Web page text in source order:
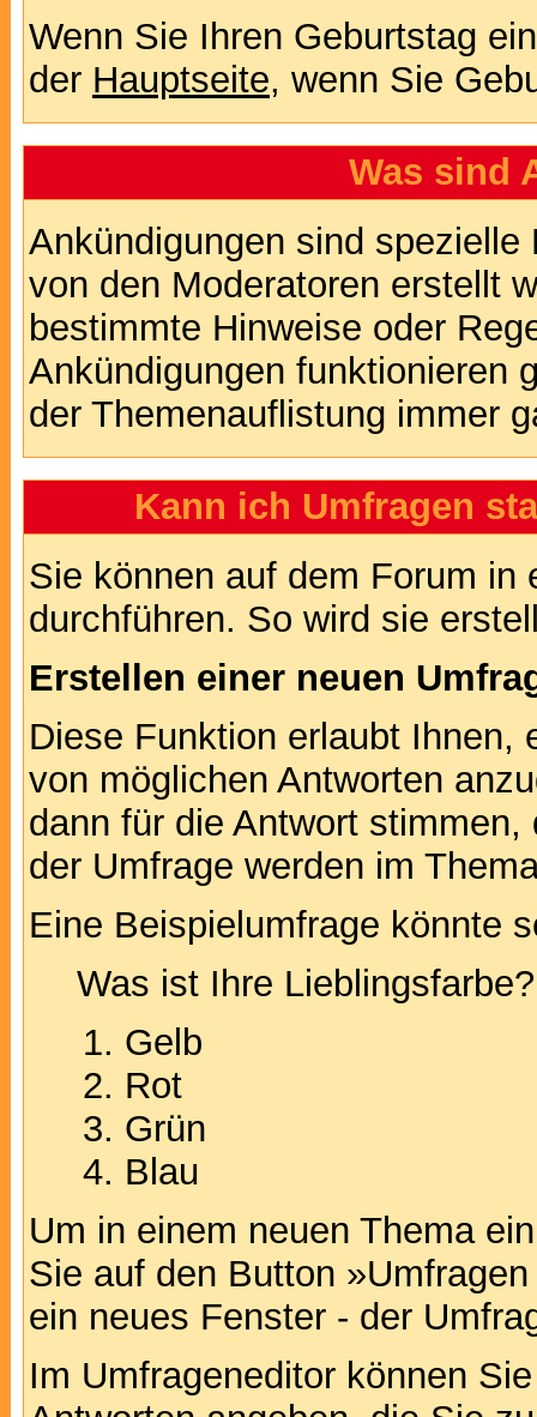
Wenn Sie Ihren Geburtstag
der Hauptseite, wenn Sie
Was sind
Ankündigungen sind
von den Moderatoren erstellt
bestimmte Hinweise oder
Ankündigungen funktionieren
der Themenauflistung immer
Kann ich Umfragen
Sie können auf dem Forum in
durchführen. So wird sie
Erstellen einer neuen
Diese Funktion erlaubt Ihnen,
von möglichen Antworten
dann für die Antwort
der Umfrage werden im
Eine Beispielumfrage könnte
Was ist Ihre Lieblingsfarbe?
Gelb
Rot
Grün
Blau
Um in einem neuen Thema
Sie auf den Button
ein neues Fenster - der
Im Umfrageneditor können